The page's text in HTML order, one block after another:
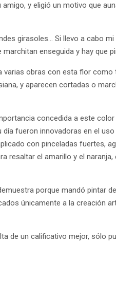
y eligió un motivo que
girasoles… Si llevo a cabo
enseguida y hay que
varias obras con esta flor
y aparecen cortadas o
concedida a este
fueron innovadoras en el
con pinceladas fuertes,
resaltar el amarillo y el
porque mandó pintar
únicamente a la creación
de un calificativo mejor, sólo